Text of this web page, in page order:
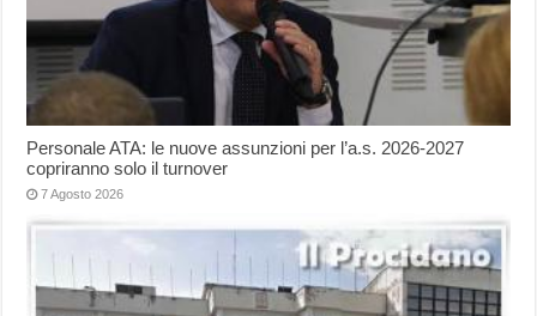
Personale ATA: le nuove assunzioni per l’a.s. 2026-2027
copriranno solo il turnover
7 Agosto 2026